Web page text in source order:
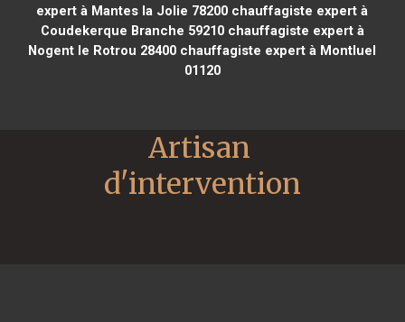
expert à Mantes la Jolie 78200 chauffagiste expert à
Coudekerque Branche 59210chauffagiste expert à
Nogent le Rotrou 28400 chauffagiste expert à Montluel
01120
Artisan
d'intervention